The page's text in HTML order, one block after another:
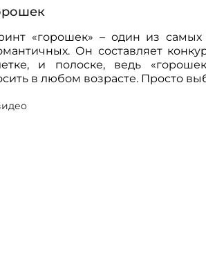
«горошек» – один из самых
Он составляет
и полоске, ведь
в любом возрасте. Просто